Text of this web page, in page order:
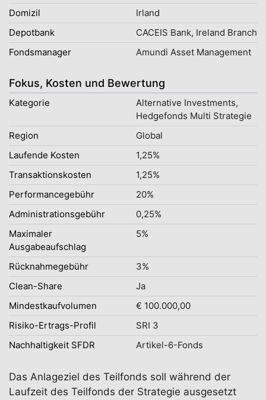
Domizil
Irland
Depotbank
CACEIS Bank, Ireland Branch
Fondsmanager
Amundi Asset Management
Fokus, Kosten und Bewertung
Kategorie
Alternative Investments,
Hedgefonds Multi Strategie
Region
Global
Laufende Kosten
1,25%
Transaktionskosten
1,25%
Performancegebühr
20%
Administrationsgebühr
0,25%
Maximaler
Ausgabeaufschlag
5%
Rücknahmegebühr
3%
Clean-Share
Ja
Mindestkaufvolumen
€ 100.000,00
Risiko-Ertrags-Profil
SRI 3
Nachhaltigkeit SFDR
Artikel-6-Fonds
Das Anlageziel des Teilfonds soll während der
Laufzeit des Teilfonds der Strategie ausgesetzt